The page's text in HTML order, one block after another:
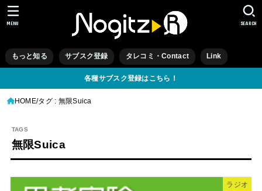
もっと知る サブスク登録 タレコミ・Contact Link
SEARCH
MENU
各種サブスク登録はこちら！
HOME タグ : 無限Suica
無限Suica
ラジオ